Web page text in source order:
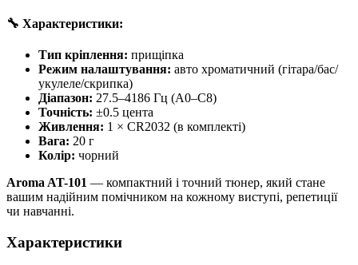
🔧 Характеристики:
Тип кріплення: прищіпка
Режим налаштування: авто хроматичний (гітара/бас/
укулеле/скрипка)
Діапазон: 27.5–4186 Гц (A0–C8)
Точність: ±0.5 цента
Живлення: 1 × CR2032 (в комплекті)
Вага: 20 г
Колір: чорний
Aroma AT-101 — компактний і точний тюнер, який стане
вашим надійним помічником на кожному виступі, репетиції
чи навчанні.
Характеристики